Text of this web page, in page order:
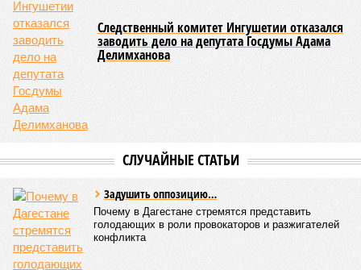
Следственный комитет Ингушетии отказался
заводить дело на депутата Госдумы Адама
Делимханова
СЛУЧАЙНЫЕ СТАТЬИ
Задушить оппозицию…
Почему в Дагестане стремятся представить
голодающих в роли провокаторов и разжигателей
конфликта